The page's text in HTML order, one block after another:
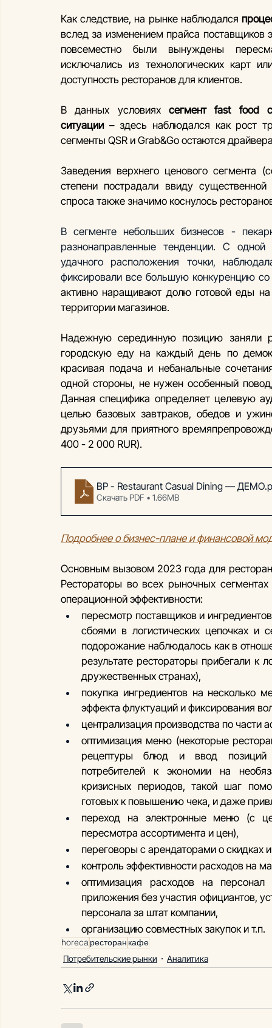
Как следствие, на рынке наблюдался
вслед за изменением прайса поставщиков
повсеместно были вынуждены
исключались из технологических карт
доступность ресторанов для клиентов.
В данных условиях сегмент fast food
ситуации – здесь наблюдался как рост
сегменты QSR и Grab&Go остаются
Заведения верхнего ценового сегмента
степени пострадали ввиду
спроса также значимо коснулось
В сегменте небольших бизнесов -
разнонаправленные тенденции. С
удачного расположения точки,
фиксировали все большую конкуренцию
активно наращивают долю готовой еды
территории магазинов.
Надежную серединную позицию заняли
городскую еду на каждый день по
красивая подача и небанальные
одной стороны, не нужен особенный
Данная специфика определяет целевую
целью базовых завтраков, обедов и
друзьями для приятного
400 - 2 000 RUR).
BP - Restaurant Casual Dining — ДЕМО
Скачать PDF • 1.66MB
Подробнее о бизнес-плане и финансовой
Основным вызовом 2023 года для
Рестораторы во всех рыночных
операционной эффективности:
пересмотр поставщиков и
сбоями в логистических цепочках
подорожание наблюдалось как в
результате рестораторы прибегали к
дружественных странах),
покупка ингредиентов на несколько
эффекта флуктуаций и фиксирования
централизация производства по части
оптимизация меню (некоторые
рецептуры блюд и ввод позиций
потребителей к экономии на
кризисных периодов, такой шаг
готовых к повышению чека, и даже
переход на электронные меню (с
пересмотра ассортимента и цен),
переговоры с арендаторами о скидках
контроль эффективности расходов на
оптимизация расходов на
приложения без участия официантов,
персонала за штат компании,
организацию совместных закупок и т.п.
horecaресторан кафе
Потребительские рынки Аналитика